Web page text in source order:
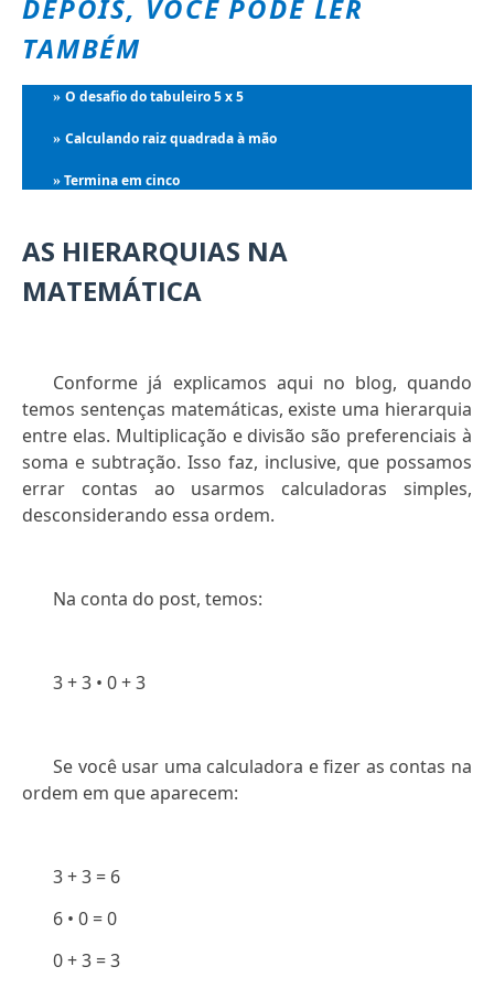
DEPOIS, VOCÊ PODE LER
TAMBÉM
» O desafio do tabuleiro 5 x 5
» Calculando raiz quadrada à mão
» Termina em cinco
AS HIERARQUIAS NA
MATEMÁTICA
Conforme já explicamos aqui no blog, quando
temos sentenças matemáticas, existe uma hierarquia
entre elas. Multiplicação e divisão são preferenciais à
soma e subtração. Isso faz, inclusive, que possamos
errar contas ao usarmos calculadoras simples,
desconsiderando essa ordem.
Na conta do post, temos:
3 + 3 • 0 + 3
Se você usar uma calculadora e fizer as contas na
ordem em que aparecem:
3 + 3 = 6
6 • 0 = 0
0 + 3 = 3